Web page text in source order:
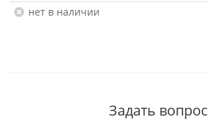
Нет в наличии
Задать вопрос